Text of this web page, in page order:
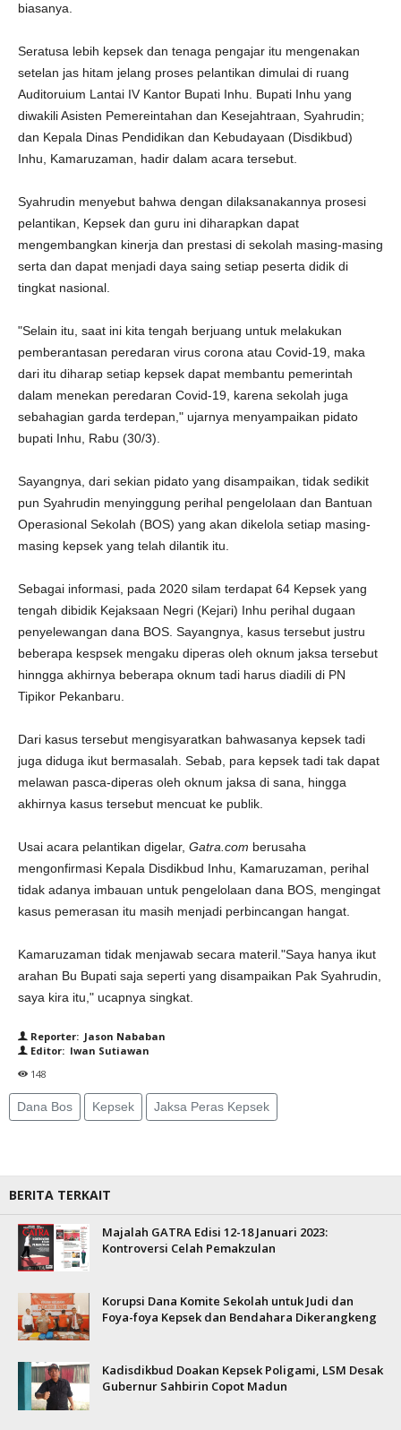
biasanya.
Seratusa lebih kepsek dan tenaga pengajar itu mengenakan
setelan jas hitam jelang proses pelantikan dimulai di ruang
Auditoruium Lantai IV Kantor Bupati Inhu. Bupati Inhu yang
diwakili Asisten Pemereintahan dan Kesejahtraan, Syahrudin;
dan Kepala Dinas Pendidikan dan Kebudayaan (Disdikbud)
Inhu, Kamaruzaman, hadir dalam acara tersebut.
Syahrudin menyebut bahwa dengan dilaksanakannya prosesi
pelantikan, Kepsek dan guru ini diharapkan dapat
mengembangkan kinerja dan prestasi di sekolah masing-masing
serta dan dapat menjadi daya saing setiap peserta didik di
tingkat nasional.
"Selain itu, saat ini kita tengah berjuang untuk melakukan
pemberantasan peredaran virus corona atau Covid-19, maka
dari itu diharap setiap kepsek dapat membantu pemerintah
dalam menekan peredaran Covid-19, karena sekolah juga
sebahagian garda terdepan," ujarnya menyampaikan pidato
bupati Inhu, Rabu (30/3).
Sayangnya, dari sekian pidato yang disampaikan, tidak sedikit
pun Syahrudin menyinggung perihal pengelolaan dan Bantuan
Operasional Sekolah (BOS) yang akan dikelola setiap masing-
masing kepsek yang telah dilantik itu.
Sebagai informasi, pada 2020 silam terdapat 64 Kepsek yang
tengah dibidik Kejaksaan Negri (Kejari) Inhu perihal dugaan
penyelewangan dana BOS. Sayangnya, kasus tersebut justru
beberapa kespsek mengaku diperas oleh oknum jaksa tersebut
hinngga akhirnya beberapa oknum tadi harus diadili di PN
Tipikor Pekanbaru.
Dari kasus tersebut mengisyaratkan bahwasanya kepsek tadi
juga diduga ikut bermasalah. Sebab, para kepsek tadi tak dapat
melawan pasca-diperas oleh oknum jaksa di sana, hingga
akhirnya kasus tersebut mencuat ke publik.
Usai acara pelantikan digelar, Gatra.com berusaha
mengonfirmasi Kepala Disdikbud Inhu, Kamaruzaman, perihal
tidak adanya imbauan untuk pengelolaan dana BOS, mengingat
kasus pemerasan itu masih menjadi perbincangan hangat.
Kamaruzaman tidak menjawab secara materil."Saya hanya ikut
arahan Bu Bupati saja seperti yang disampaikan Pak Syahrudin,
saya kira itu," ucapnya singkat.
Reporter: Jason Nababan
Editor: Iwan Sutiawan
148
Dana Bos Kepsek Jaksa Peras Kepsek
BERITA TERKAIT
Majalah GATRA Edisi 12-18 Januari 2023:
Kontroversi Celah Pemakzulan
Korupsi Dana Komite Sekolah untuk Judi dan
Foya-foya Kepsek dan Bendahara Dikerangkeng
Kadisdikbud Doakan Kepsek Poligami, LSM Desak
Gubernur Sahbirin Copot Madun